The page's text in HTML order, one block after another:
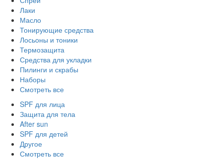
Лаки
Масло
Тонирующие средства
Лосьоны и тоники
Термозащита
Средства для укладки
Пилинги и скрабы
Наборы
Смотреть все
SPF для лица
Защита для тела
After sun
SPF для детей
Другое
Смотреть все